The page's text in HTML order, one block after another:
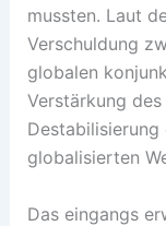
mussten. Laut
Verschuldung
globalen
Verstärkung
globalisierten
Das eingangs